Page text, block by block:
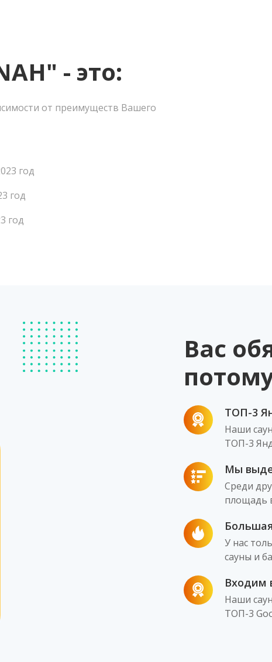
- это:
от преимуществ Вашего
год
год
год
Вас
ТОП-3
Наши
ТОП-3
Мы
Среди
площадь
У нас
сауны и
Входим
Наши
ТОП-3